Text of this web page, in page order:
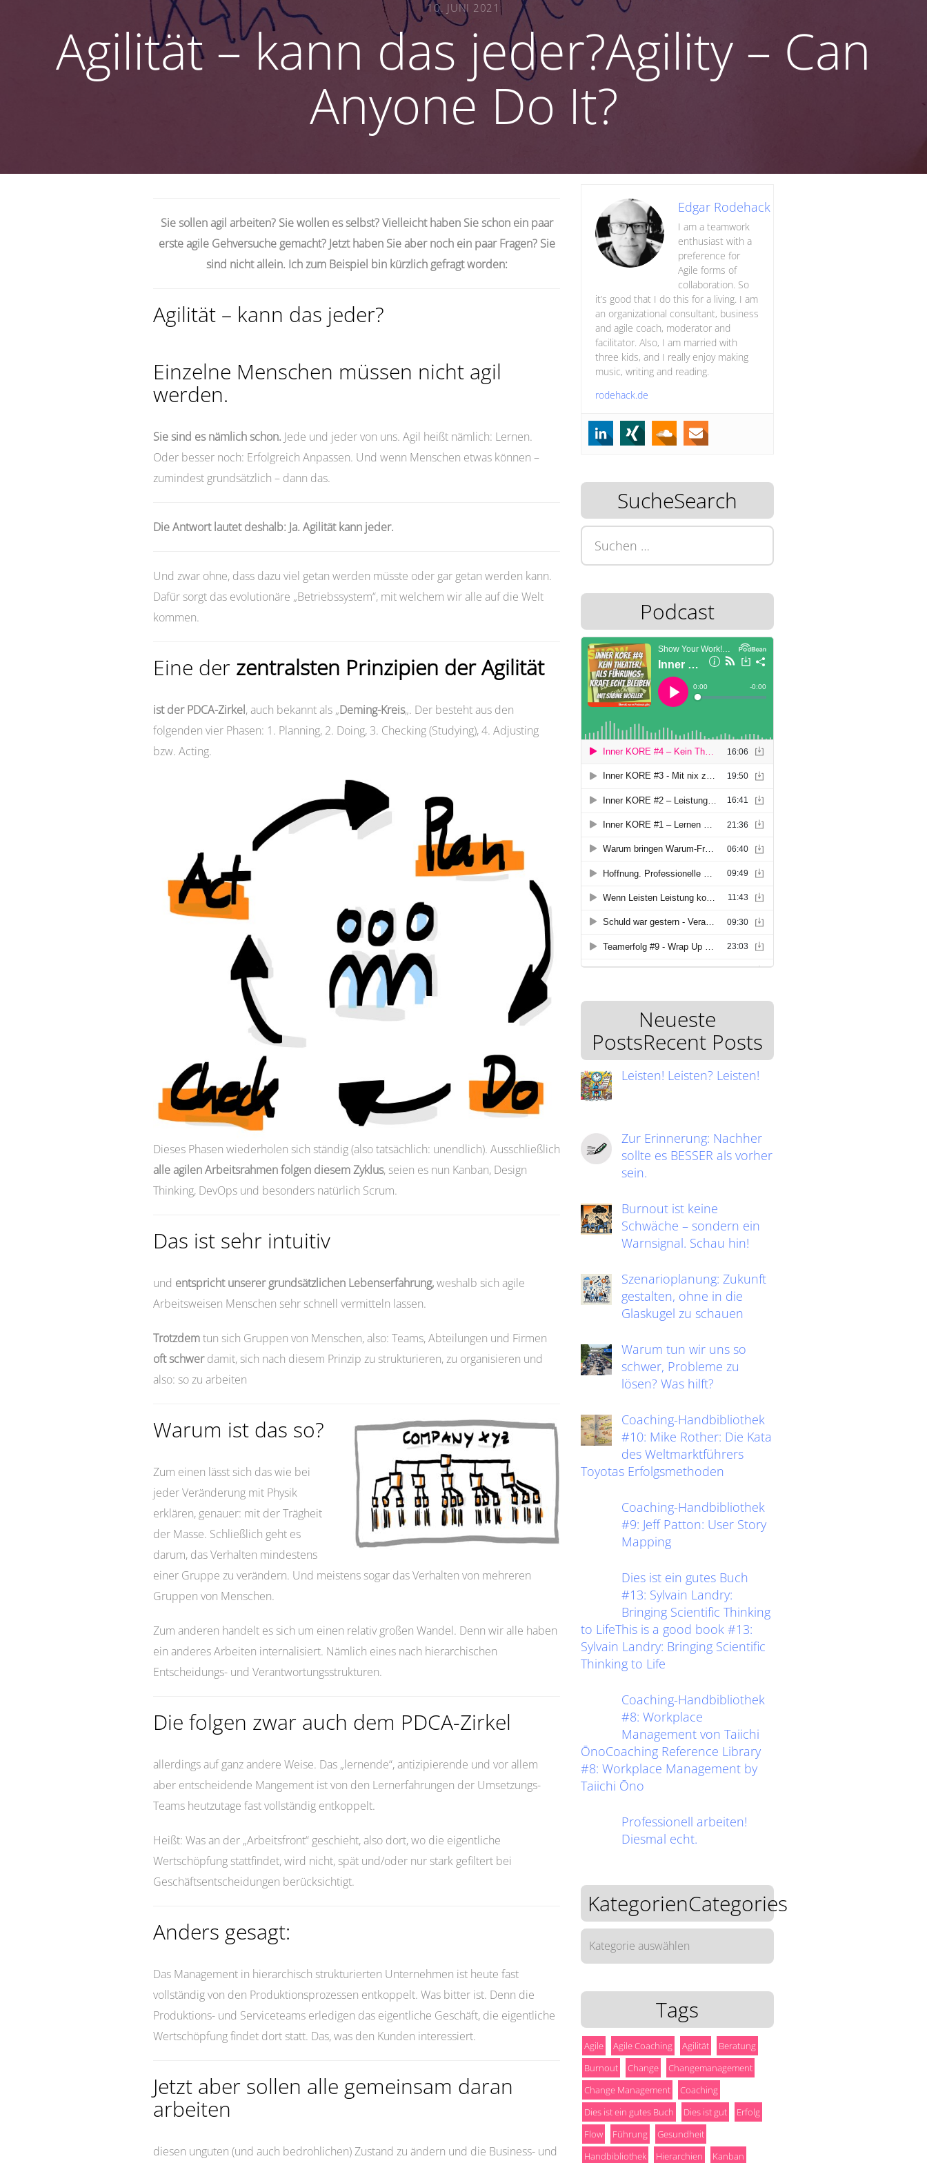
10. JUNI 2021
Agilität – kann das jeder?Agility – Can
Anyone Do It?
Sie sollen agil arbeiten? Sie wollen es selbst? Vielleicht haben Sie schon ein paar
erste agile Gehversuche gemacht? Jetzt haben Sie aber noch ein paar Fragen? Sie
sind nicht allein. Ich zum Beispiel bin kürzlich gefragt worden:
Agilität – kann das jeder?
Einzelne Menschen müssen nicht agil
werden.
Sie sind es nämlich schon. Jede und jeder von uns. Agil heißt nämlich: Lernen.
Oder besser noch: Erfolgreich Anpassen. Und wenn Menschen etwas können –
zumindest grundsätzlich – dann das.
Die Antwort lautet deshalb: Ja. Agilität kann jeder.
Und zwar ohne, dass dazu viel getan werden müsste oder gar getan werden kann.
Dafür sorgt das evolutionäre „Betriebssystem“, mit welchem wir alle auf die Welt
kommen.
Eine der zentralsten Prinzipien der Agilität
ist der PDCA-Zirkel, auch bekannt als „Deming-Kreis„. Der besteht aus den
folgenden vier Phasen: 1. Planning, 2. Doing, 3. Checking (Studying), 4. Adjusting
bzw. Acting.
Dieses Phasen wiederholen sich ständig (also tatsächlich: unendlich). Ausschließlich
alle agilen Arbeitsrahmen folgen diesem Zyklus, seien es nun Kanban, Design
Thinking, DevOps und besonders natürlich Scrum.
Das ist sehr intuitiv
und entspricht unserer grundsätzlichen Lebenserfahrung,weshalb sich agile
Arbeitsweisen Menschen sehr schnell vermitteln lassen.
Trotzdemtun sich Gruppen von Menschen, also: Teams, Abteilungen und Firmen
oft schwerdamit, sich nach diesem Prinzip zu strukturieren, zu organisieren und
also: so zu arbeiten
Warum ist das so?
Zum einen lässt sich das wie bei
jeder Veränderung mit Physik
erklären, genauer: mit der Trägheit
der Masse. Schließlich geht es
darum, das Verhalten mindestens
einer Gruppe zu verändern. Und meistens sogar das Verhalten von mehreren
Gruppen von Menschen.
Zum anderen handelt es sich um einen relativ großen Wandel. Denn wir alle haben
ein anderes Arbeiten internalisiert. Nämlich eines nach hierarchischen
Entscheidungs- und Verantwortungsstrukturen.
Die folgen zwar auch dem PDCA-Zirkel
allerdings auf ganz andere Weise. Das „lernende“, antizipierende und vor allem
aber entscheidende Mangement ist von den Lernerfahrungen der Umsetzungs-
Teams heutzutage fast vollständig entkoppelt.
Heißt: Was an der „Arbeitsfront“ geschieht, also dort, wo die eigentliche
Wertschöpfung stattfindet, wird nicht, spät und/oder nur stark gefiltert bei
Geschäftsentscheidungen berücksichtigt.
Anders gesagt:
Das Management in hierarchisch strukturierten Unternehmen ist heute fast
vollständig von den Produktionsprozessen entkoppelt. Was bitter ist. Denn die
Produktions- und Serviceteams erledigen das eigentliche Geschäft, die eigentliche
Wertschöpfung findet dort statt. Das, was den Kunden interessiert.
Jetzt aber sollen alle gemeinsam daran
arbeiten
diesen unguten (und auch bedrohlichen) Zustand zu ändern und die Business- und
Edgar Rodehack
I am a teamwork
enthusiast with a
preference for
Agile forms of
collaboration. So
it’s good that I do this for a living. I am
an organizational consultant, business
and agile coach, moderator and
facilitator. Also, I am married with
three kids, and I really enjoy making
music, writing and reading.
rodehack.de
SucheSearch
nach:
Podcast
Neueste
PostsRecent Posts
Leisten! Leisten? Leisten!
Zur Erinnerung: Nachher
sollte es BESSER als vorher
sein.
Burnout ist keine
Schwäche – sondern ein
Warnsignal. Schau hin!
Szenarioplanung: Zukunft
gestalten, ohne in die
Glaskugel zu schauen
Warum tun wir uns so
schwer, Probleme zu
lösen? Was hilft?
Coaching-Handbibliothek
#10: Mike Rother: Die Kata
des Weltmarktführers
Toyotas Erfolgsmethoden
Coaching-Handbibliothek
#9: Jeff Patton: User Story
Mapping
Dies ist ein gutes Buch
#13: Sylvain Landry:
Bringing Scientific Thinking
to LifeThis is a good book #13:
Sylvain Landry: Bringing Scientific
Thinking to Life
Coaching-Handbibliothek
#8: Workplace
Management von Taiichi
ŌnoCoaching Reference Library
#8: Workplace Management by
Taiichi Ōno
Professionell arbeiten!
Diesmal echt.
KategorienCategories
KategorienCategories
Tags
Agile Agile Coaching Agilität
Beratung
Burnout
Change
Changemanagement
Change Management
Coaching
Dies ist ein gutes Buch
Dies ist gut
Erfolg
Flow
Führung
Gesundheit
Handbibliothek
Hierarchien Kanban